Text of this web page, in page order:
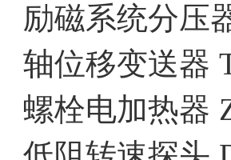
励磁系统分压
轴位移变送器
螺栓电加热器